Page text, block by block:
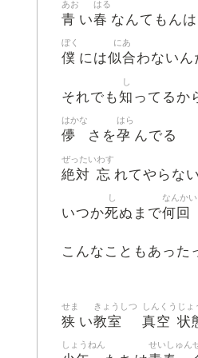
青
あお
い春
はる
なんてもんは
僕
ぼく
には似合
にあ
わないん
それでも知
し
ってるか
儚
はかな
さを孕
はら
んでる
絶対
ぜったい
忘
わす
れてやらな
いつか死
し
ぬまで何回
なんかい
こんなこともあった
狭
せま
い教室
きょうしつ
真空
しんくう
状
じょ
しょうねん せいしゅん